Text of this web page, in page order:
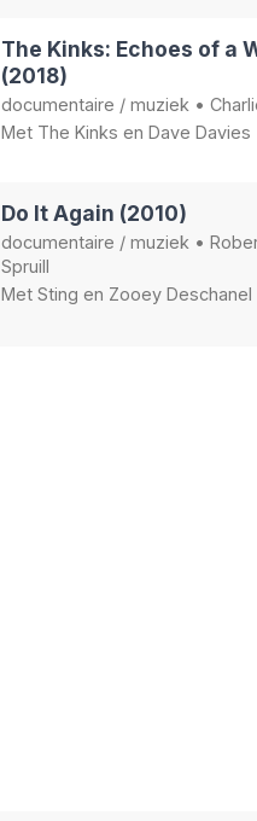
The Kinks: Echoes of a
(2018)
documentaire / muziek •
Met The Kinks en Dave Davies
Do It Again (2010)
documentaire / muziek •
Spruill
Met Sting en Zooey Deschanel